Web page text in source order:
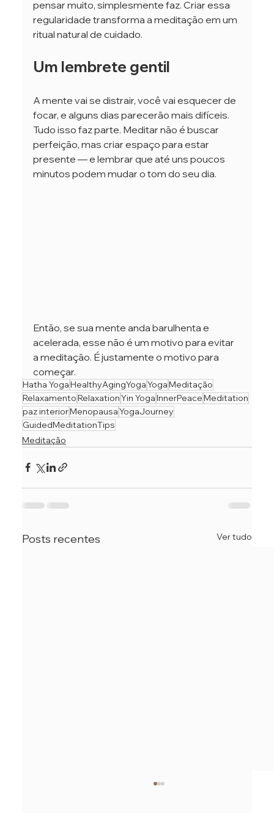
pensar muito, simplesmente faz. Criar essa
regularidade transforma a meditação em um
ritual natural de cuidado.
Um lembrete gentil
A mente vai se distrair, você vai esquecer de
focar, e alguns dias parecerão mais difíceis.
Tudo isso faz parte. Meditar não é buscar
perfeição, mas criar espaço para estar
presente — e lembrar que até uns poucos
minutos podem mudar o tom do seu dia.
Então, se sua mente anda barulhenta e
acelerada, esse não é um motivo para evitar
a meditação. É justamente o motivo para
começar.
Hatha YogaHealthyAgingYogaYogaMeditação
RelaxamentoRelaxationYin YogaInnerPeaceMeditation
paz interiorMenopausaYogaJourney
GuidedMeditationTips
Meditação
Posts recentes Ver tudo